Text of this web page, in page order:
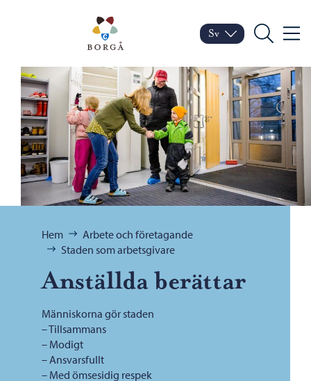
Porvoo – Gå till
Byt språk
Nuvarande språk:
Sv
Sök Meny
Bläddra:
Hem
Arbete och företagande
Staden som arbetsgivare
Anställda berättar
Människorna gör staden
– Tillsammans
– Modigt
– Ansvarsfullt
– Med ömsesidig respek